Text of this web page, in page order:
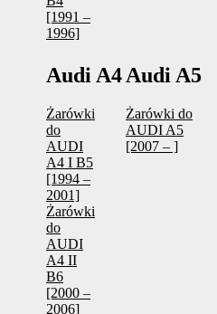
[1991 –
1996]
Audi A4
Żarówki
do
AUDI
A4 I B5
[1994 –
2001]
Żarówki
do
AUDI
A4 II
B6
[2000 –
2006]
Audi A5
Żarówki do
AUDI A5
[2007 – ]